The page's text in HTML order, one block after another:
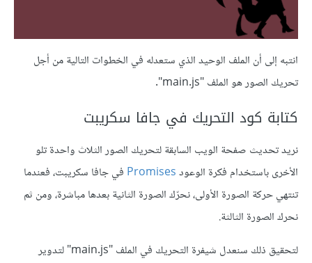
انتبه إلى أن الملف الوحيد الذي ستعدله في الخطوات التالية من أجل
تحريك الصور هو الملف "main.js".
كتابة كود التحريك في جافا سكريبت
نريد تحديث صفحة الويب السابقة لتحريك الصور الثلاث واحدة تلو
اﻷخرى باستخدام فكرة الوعودPromises في جافا سكريبت، فعندما
تنتهي حركة الصورة اﻷولى، نحرّك الصورة الثانية بعدها مباشرة، ومن ثم
نحرك الصورة الثالثة.
لتحقيق ذلك سنعدل شيفرة التحريك في الملف "main.js" لتدوير